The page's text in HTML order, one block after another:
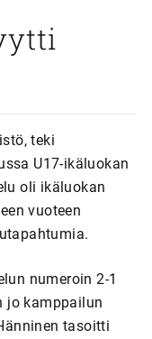
teki
U17-ikäluokan
oli ikäluokan
vuoteen
numeroin 2-1
jo kamppailun
tasoitti